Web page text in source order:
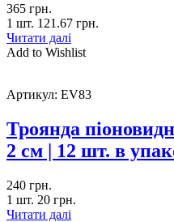
365 грн.
1 шт. 121.67 грн.
Читати далі
Add to Wishlist
Артикул: EV83
Троянда
2 см | 12 шт. в
240 грн.
1 шт. 20 грн.
Читати далі